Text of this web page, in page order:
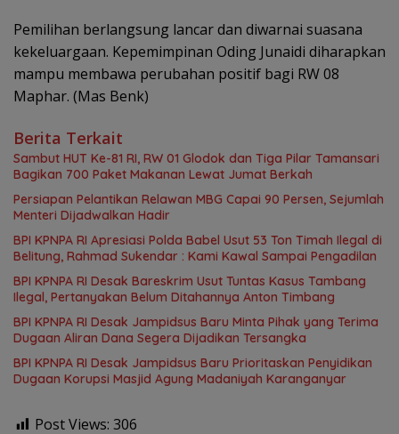
Pemilihan berlangsung lancar dan diwarnai suasana
kekeluargaan. Kepemimpinan Oding Junaidi diharapkan
mampu membawa perubahan positif bagi RW 08
Maphar. (Mas Benk)
Berita Terkait
Sambut HUT Ke-81 RI, RW 01 Glodok dan Tiga Pilar Tamansari
Bagikan 700 Paket Makanan Lewat Jumat Berkah
Persiapan Pelantikan Relawan MBG Capai 90 Persen, Sejumlah
Menteri Dijadwalkan Hadir
BPI KPNPA RI Apresiasi Polda Babel Usut 53 Ton Timah Ilegal di
Belitung, Rahmad Sukendar : Kami Kawal Sampai Pengadilan
BPI KPNPA RI Desak Bareskrim Usut Tuntas Kasus Tambang
Ilegal, Pertanyakan Belum Ditahannya Anton Timbang
BPI KPNPA RI Desak Jampidsus Baru Minta Pihak yang Terima
Dugaan Aliran Dana Segera Dijadikan Tersangka
BPI KPNPA RI Desak Jampidsus Baru Prioritaskan Penyidikan
Dugaan Korupsi Masjid Agung Madaniyah Karanganyar
Post Views: 306